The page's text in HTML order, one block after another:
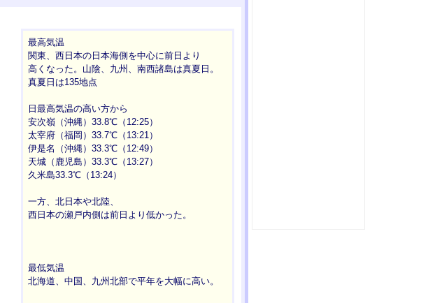
最高気温
関東、西日本の日本海側を中心に前日より
高くなった。山陰、九州、南西諸島は真夏日。
真夏日は135地点
日最高気温の高い方から
安次嶺（沖縄）33.8℃（12:25）
太宰府（福岡）33.7℃（13:21）
伊是名（沖縄）33.3℃（12:49）
天城（鹿児島）33.3℃（13:27）
久米島33.3℃（13:24）
一方、北日本や北陸、
西日本の瀬戸内側は前日より低かった。
最低気温
北海道、中国、九州北部で平年を大幅に高い。